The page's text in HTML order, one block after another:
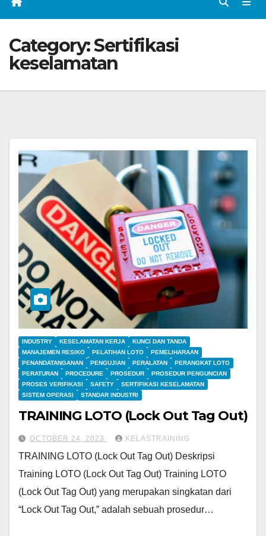
Category:Sertifikasi
keselamatan
INDUSTRY KESELAMATAN KERJA
KUNCI DAN TANDA
MANAJEMEN RESIKO
PELATIHAN LOTO
PEMELIHARAAN
PENANDATANGANAN
PENGUJIAN PERALATAN
PERANGKAT LOTO
PERATURAN
PROCEDURE PROSEDUR
PROSEDUR PENGUNCIAN
PROSES VERIFIKASI
SAFETY
SERTIFIKASI KESELAMATAN
SISTEM OPERASI
STANDAR INDUSTRI
TRAINING LOTO (Lock Out Tag Out)
OCTOBER 24, 2023 KELASTRAINING
TRAINING LOTO (Lock Out Tag Out) Deskripsi
Training LOTO (Lock Out Tag Out) Training LOTO
(Lock Out Tag Out) yang merupakan singkatan dari
“Lock Out Tag Out,” adalah sebuah prosedur…